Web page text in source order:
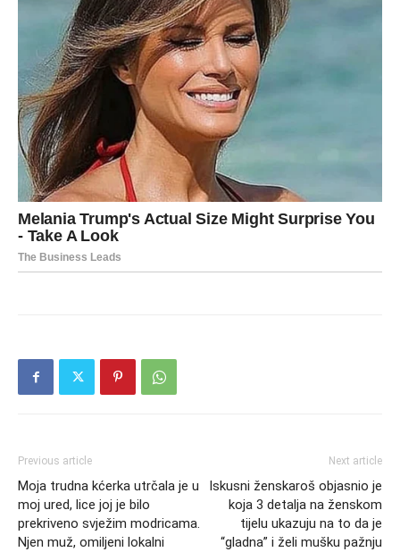
Previous article
Moja trudna kćerka utrčala je u
moj ured, lice joj je bilo
prekriveno svježim modricama.
Njen muž, omiljeni lokalni
Next article
Iskusni ženskaroš objasnio je
koja 3 detalja na ženskom
tijelu ukazuju na to da je
“gladna” i želi mušku pažnju